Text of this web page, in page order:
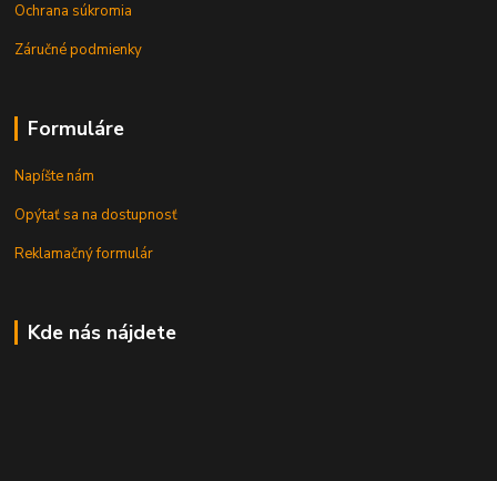
Ochrana súkromia
Záručné podmienky
Formuláre
Napíšte nám
Opýtať sa na dostupnosť
Reklamačný formulár
Kde nás nájdete